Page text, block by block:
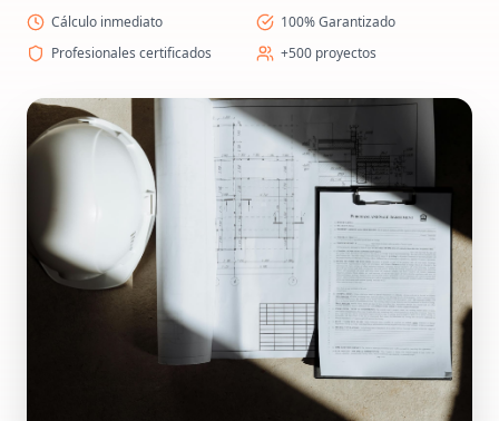
Cálculo inmediato
100% Garantizado
Profesionales certificados
+500 proyectos